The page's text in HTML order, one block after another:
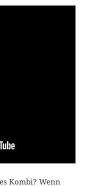
Kombi? Wenn